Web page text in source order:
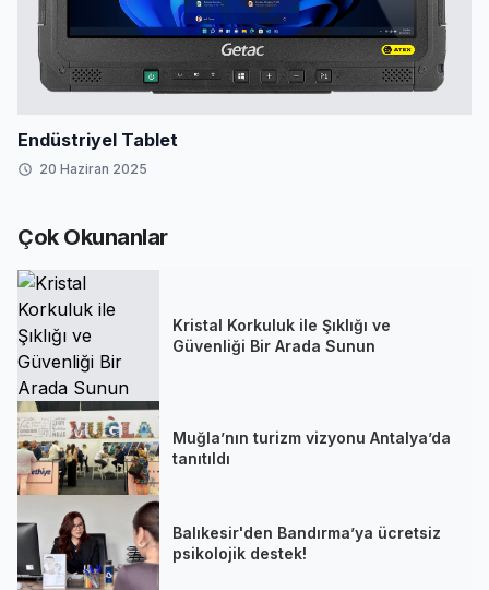
Endüstriyel Tablet
20 Haziran 2025
Çok Okunanlar
Kristal Korkuluk ile Şıklığı ve
Güvenliği Bir Arada Sunun
Muğla’nın turizm vizyonu Antalya’da
tanıtıldı
Balıkesir'den Bandırma’ya ücretsiz
psikolojik destek!